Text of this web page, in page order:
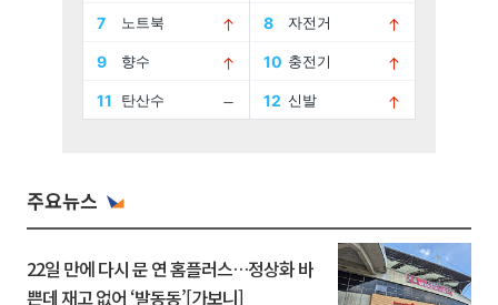
주요뉴스
22일 만에 다시 문 연 홈플러스…정상화 바
쁜데 재고 없어 ‘발동동’[가보니]